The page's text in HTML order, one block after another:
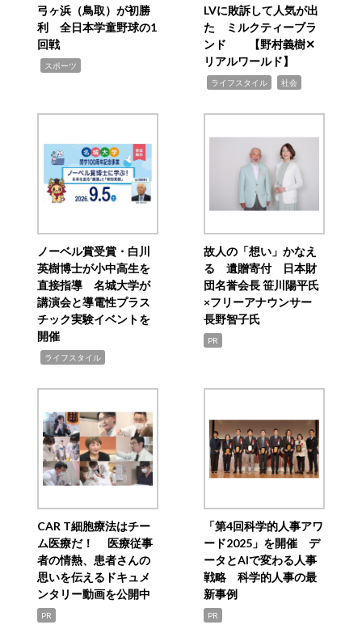
弓ヶ浜（鳥取）が初勝
利 全日本学童野球の1
回戦
スポーツ
LVに敗訴して人気が出
た ミルクティーブラ
ンド 【野村義樹✕
リアルワールド】
ライフスタイル 社会
ノーベル賞受賞・白川
英樹博士が小中高生を
直接指導 名城大学が
講演会と導電性プラス
チック実験イベントを
開催
ライフスタイル
故人の「想い」かなえ
る 遺贈寄付 日本財
団名誉会長 笹川陽平氏
×フリーアナウンサー
長野智子氏
PR
CAR T細胞療法はチー
ム医療だ！ 医療従事
者の情熱、患者さんの
思いを伝えるドキュメ
ンタリー動画を公開中
PR
「第4回科学的人事アワ
ード2025」を開催 デ
ータとAIで変わる人事
戦略 科学的人事の最
新事例
PR